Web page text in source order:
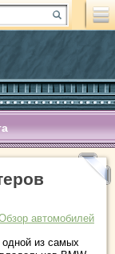
автомобилей
одной из самых